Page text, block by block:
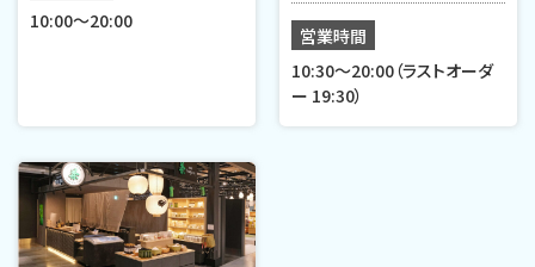
10:00～20:00
営業時間
10:30〜20:00（ラストオーダ
ー 19:30）